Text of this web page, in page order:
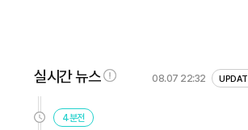
실시간 뉴스 08.07 22:32
4분전